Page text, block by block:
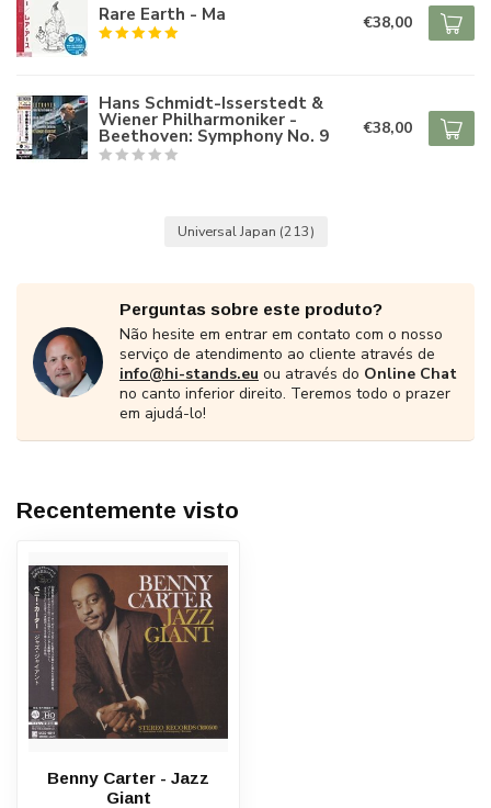
Rare Earth - Ma €38,00
Hans Schmidt-Isserstedt &
Wiener Philharmoniker -
Beethoven: Symphony No. 9 €38,00
Universal Japan (213)
Perguntas sobre este produto?
Não hesite em entrar em contato com o nosso
serviço de atendimento ao cliente através de
info@hi-stands.eu ou através do Online Chat
no canto inferior direito. Teremos todo o prazer
em ajudá-lo!
Recentemente visto
Benny Carter - Jazz
Giant